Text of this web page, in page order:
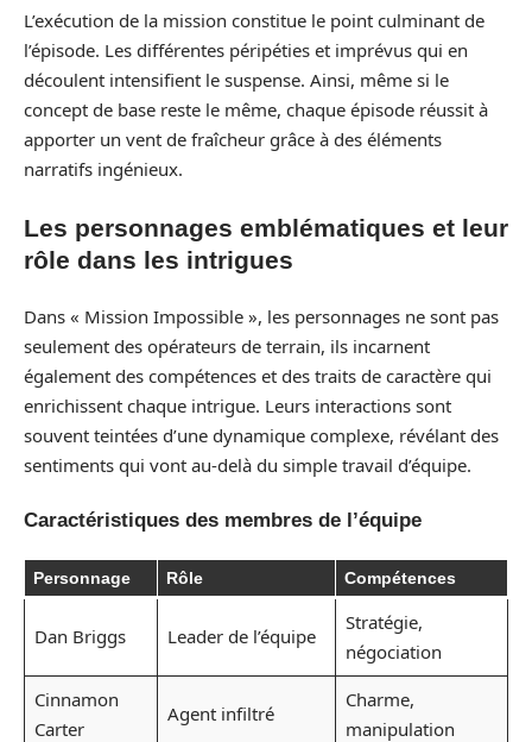
L’exécution de la mission constitue le point culminant de
l’épisode. Les différentes péripéties et imprévus qui en
découlent intensifient le suspense. Ainsi, même si le
concept de base reste le même, chaque épisode réussit à
apporter un vent de fraîcheur grâce à des éléments
narratifs ingénieux.
Les personnages emblématiques et leur
rôle dans les intrigues
Dans « Mission Impossible », les personnages ne sont pas
seulement des opérateurs de terrain, ils incarnent
également des compétences et des traits de caractère qui
enrichissent chaque intrigue. Leurs interactions sont
souvent teintées d’une dynamique complexe, révélant des
sentiments qui vont au-delà du simple travail d’équipe.
Caractéristiques des membres de l’équipe
Personnage Rôle Compétences
Dan Briggs Leader de l’équipe
Stratégie,
négociation
Cinnamon
Carter
Agent infiltré
Charme,
manipulation